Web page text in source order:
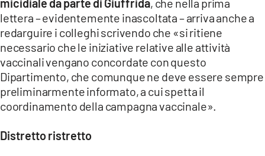
micidiale da parte di Giuffrida, che nella prima
lettera – evidentemente inascoltata – arriva anche a
redarguire i colleghi scrivendo che «si ritiene
necessario che le iniziative relative alle attività
vaccinali vengano concordate con questo
Dipartimento, che comunque ne deve essere sempre
preliminarmente informato, a cui spetta il
coordinamento della campagna vaccinale».
Distretto ristretto